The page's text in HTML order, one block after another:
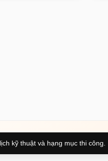
kỹ thuật và hạng mục thi công.